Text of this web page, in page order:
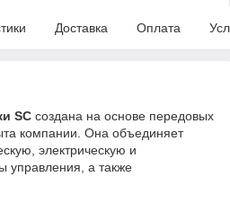
Доставка Оплата
SC создана на основе передовых
компании. Она объединяет
электрическую и
управления, а также